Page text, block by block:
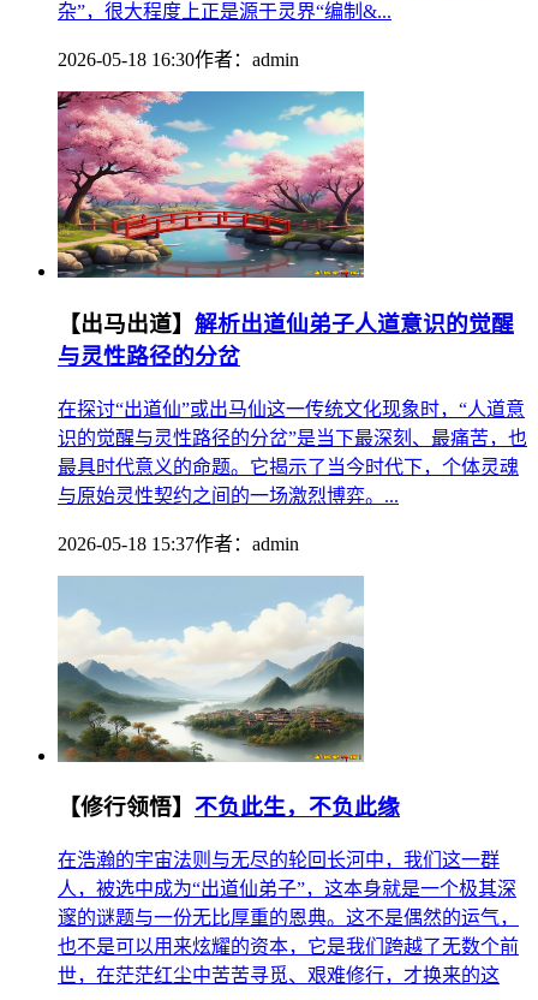
杂”，很大程度上正是源于灵界“编制&...
2026-05-18 16:30作者： admin
【出马出道】 解析出道仙弟子人道意识的觉醒
与灵性路径的分岔
在探讨“出道仙”或出马仙这一传统文化现象时，“人道意
识的觉醒与灵性路径的分岔”是当下最深刻、最痛苦，也
最具时代意义的命题。它揭示了当今时代下，个体灵魂
与原始灵性契约之间的一场激烈博弈。...
2026-05-18 15:37作者： admin
【修行领悟】 不负此生，不负此缘
在浩瀚的宇宙法则与无尽的轮回长河中，我们这一群
人，被选中成为“出道仙弟子”，这本身就是一个极其深
邃的谜题与一份无比厚重的恩典。这不是偶然的运气，
也不是可以用来炫耀的资本，它是我们跨越了无数个前
世，在茫茫红尘中苦苦寻觅、艰难修行，才换来的这